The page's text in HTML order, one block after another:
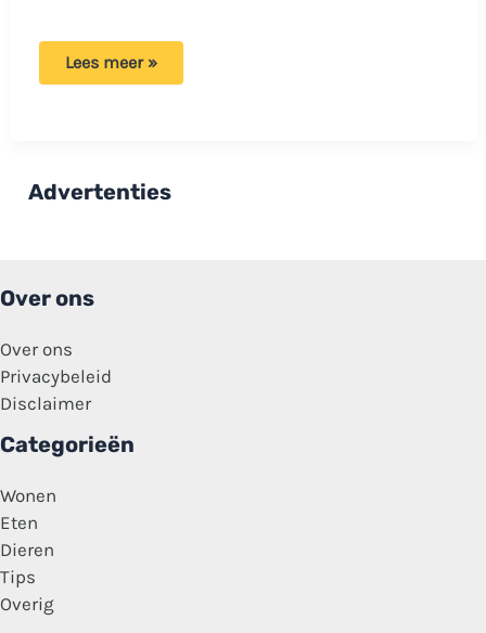
Bridgette
heb
Lees meer »
Advertenties
Over ons
Over ons
Privacybeleid
Disclaimer
Categorieën
Wonen
Eten
Dieren
Tips
Overig